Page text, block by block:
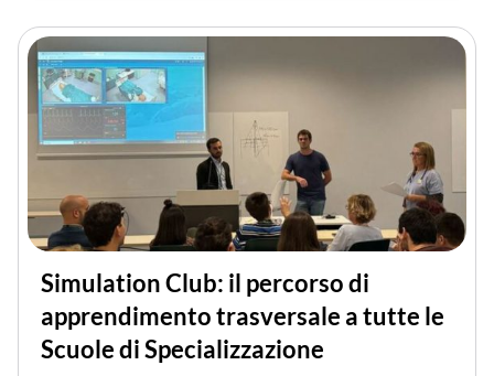
Simulation Club: il percorso di
apprendimento trasversale a tutte le
Scuole di Specializzazione